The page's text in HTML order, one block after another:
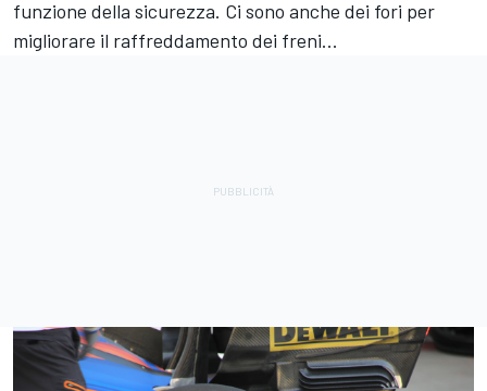
funzione della sicurezza. Ci sono anche dei fori per
migliorare il raffreddamento dei freni...